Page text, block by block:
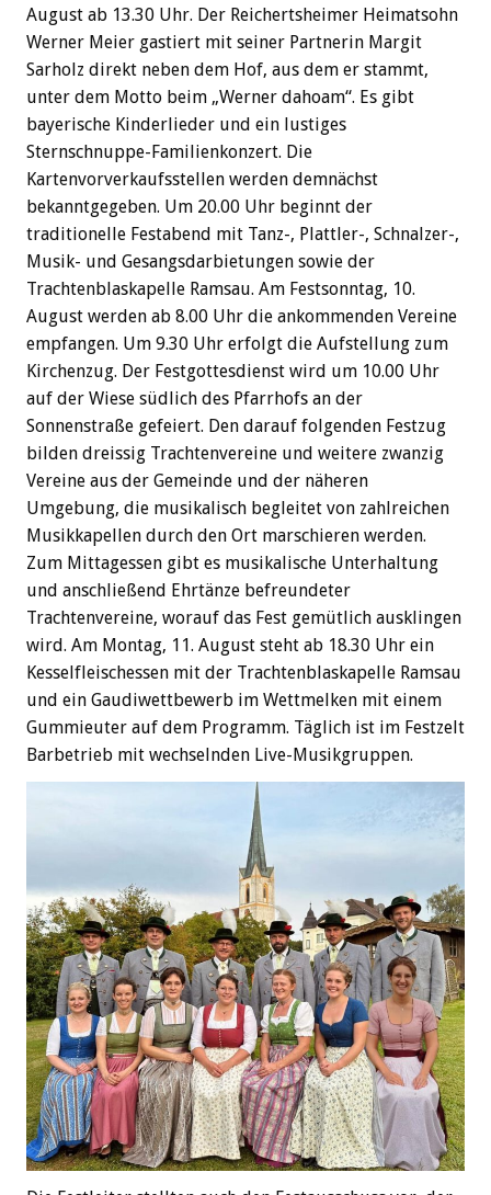
August ab 13.30 Uhr. Der Reichertsheimer Heimatsohn
Werner Meier gastiert mit seiner Partnerin Margit
Sarholz direkt neben dem Hof, aus dem er stammt,
unter dem Motto beim „Werner dahoam“. Es gibt
bayerische Kinderlieder und ein lustiges
Sternschnuppe-Familienkonzert. Die
Kartenvorverkaufsstellen werden demnächst
bekanntgegeben. Um 20.00 Uhr beginnt der
traditionelle Festabend mit Tanz-, Plattler-, Schnalzer-,
Musik- und Gesangsdarbietungen sowie der
Trachtenblaskapelle Ramsau. Am Festsonntag, 10.
August werden ab 8.00 Uhr die ankommenden Vereine
empfangen. Um 9.30 Uhr erfolgt die Aufstellung zum
Kirchenzug. Der Festgottesdienst wird um 10.00 Uhr
auf der Wiese südlich des Pfarrhofs an der
Sonnenstraße gefeiert. Den darauf folgenden Festzug
bilden dreissig Trachtenvereine und weitere zwanzig
Vereine aus der Gemeinde und der näheren
Umgebung, die musikalisch begleitet von zahlreichen
Musikkapellen durch den Ort marschieren werden.
Zum Mittagessen gibt es musikalische Unterhaltung
und anschließend Ehrtänze befreundeter
Trachtenvereine, worauf das Fest gemütlich ausklingen
wird. Am Montag, 11. August steht ab 18.30 Uhr ein
Kesselfleischessen mit der Trachtenblaskapelle Ramsau
und ein Gaudiwettbewerb im Wettmelken mit einem
Gummieuter auf dem Programm. Täglich ist im Festzelt
Barbetrieb mit wechselnden Live-Musikgruppen.